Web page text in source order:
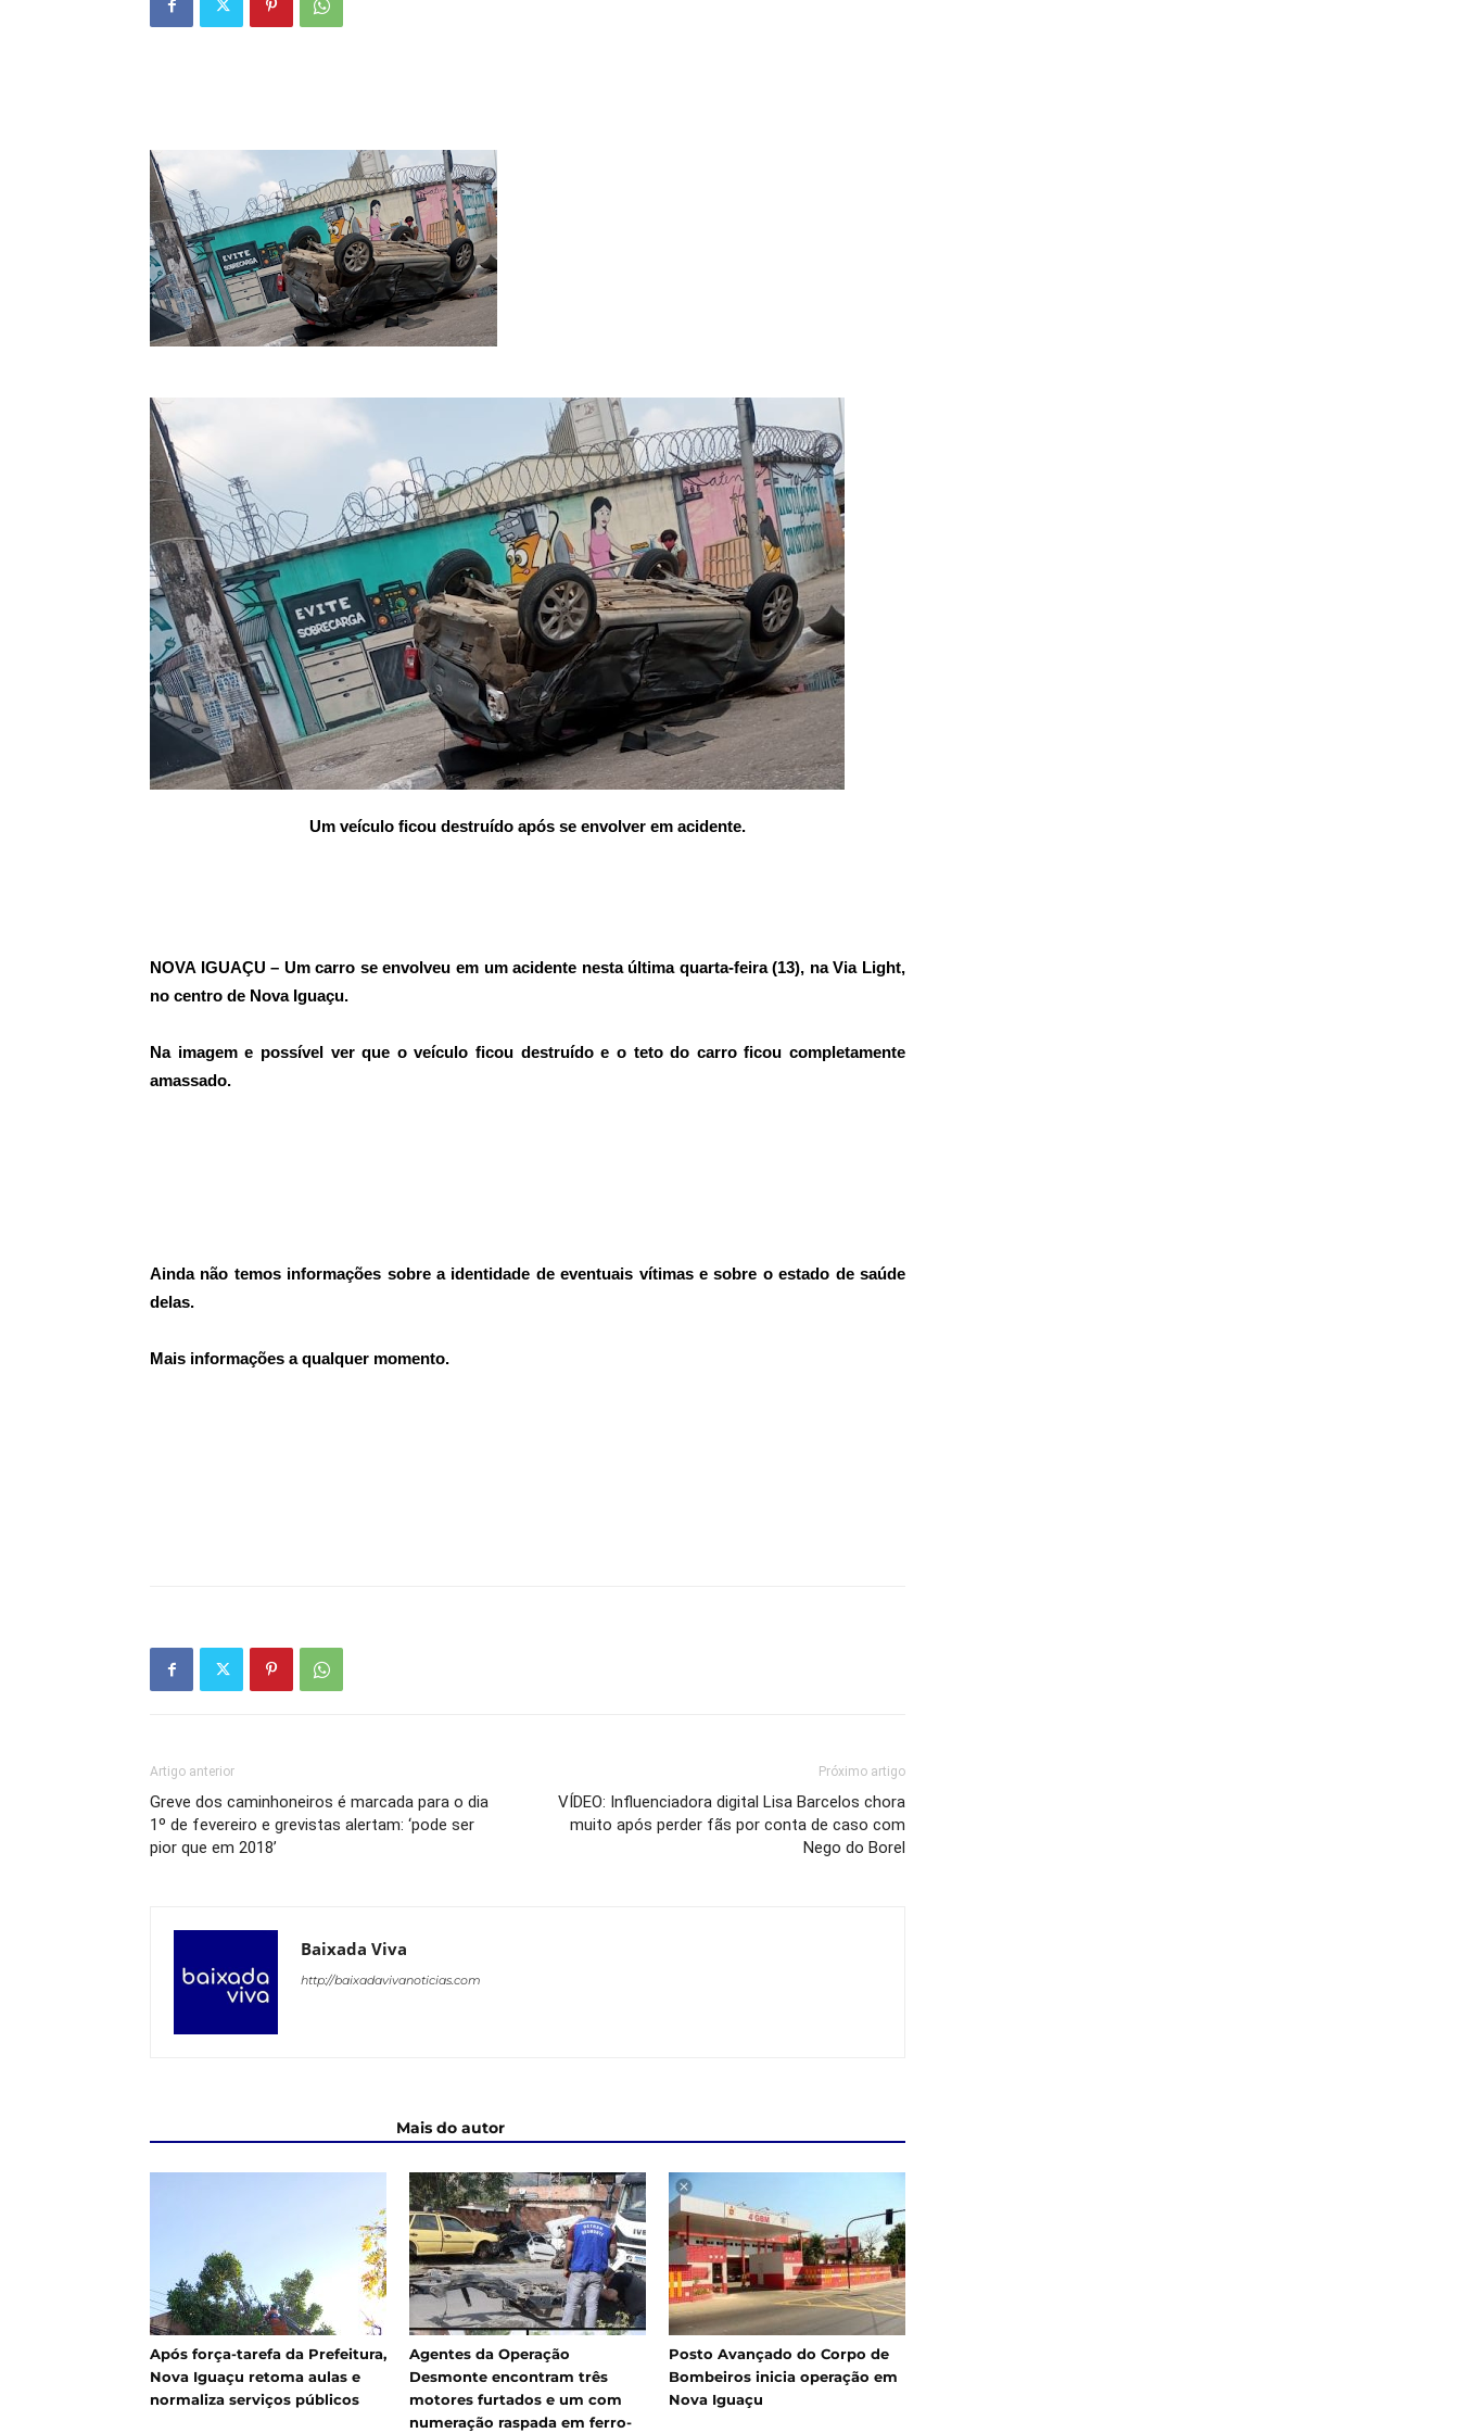
Um veículo ficou destruído após se envolver em acidente.
NOVA IGUAÇU – Um carro se envolveu em um acidente nesta última quarta-feira (13), na Via Light,
no centro de Nova Iguaçu.
Na imagem e possível ver que o veículo ficou destruído e o teto do carro ficou completamente
amassado.
Ainda não temos informações sobre a identidade de eventuais vítimas e sobre o estado de saúde
delas.
Mais informações a qualquer momento.
Artigo anterior
Greve dos caminhoneiros é marcada para o dia
1º de fevereiro e grevistas alertam: ‘pode ser
pior que em 2018’
Próximo artigo
VÍDEO: Influenciadora digital Lisa Barcelos chora
muito após perder fãs por conta de caso com
Nego do Borel
Baixada Viva
http://baixadavivanoticias.com
Mais do autor
Após força-tarefa da Prefeitura,
Nova Iguaçu retoma aulas e
normaliza serviços públicos
Agentes da Operação
Desmonte encontram três
motores furtados e um com
numeração raspada em ferro-
Posto Avançado do Corpo de
Bombeiros inicia operação em
Nova Iguaçu